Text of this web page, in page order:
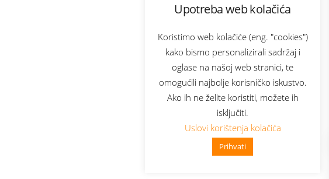
Upotreba web kolačića
Koristimo web kolačiće (eng. "cookies")
kako bismo personalizirali sadržaj i
oglase na našoj web stranici, te
omogućili najbolje korisničko iskustvo.
Ako ih ne želite koristiti, možete ih
isključiti.
Uslovi korištenja kolačića
Prihvati
👋 Zdravo, kako mogu pomoći?
Bonus plus
Prijava za newsletter